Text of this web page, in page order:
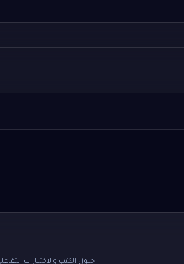
حلول الكتب والاختبارات